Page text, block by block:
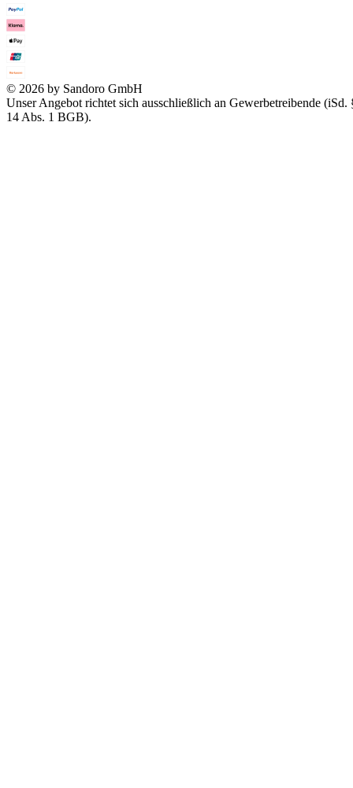
© 2026 by Sandoro GmbH
Unser Angebot richtet sich ausschließlich an Gewerbetreibende (iSd.
14 Abs. 1 BGB).